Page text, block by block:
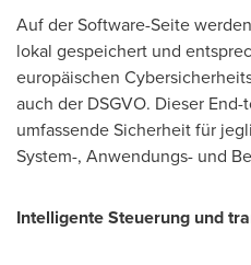
Auf der Software-Seite
lokal gespeichert und
europäischen
auch der DSGVO. Dieser
umfassende Sicherheit für
System-, Anwendungs- und
Intelligente Steuerung und